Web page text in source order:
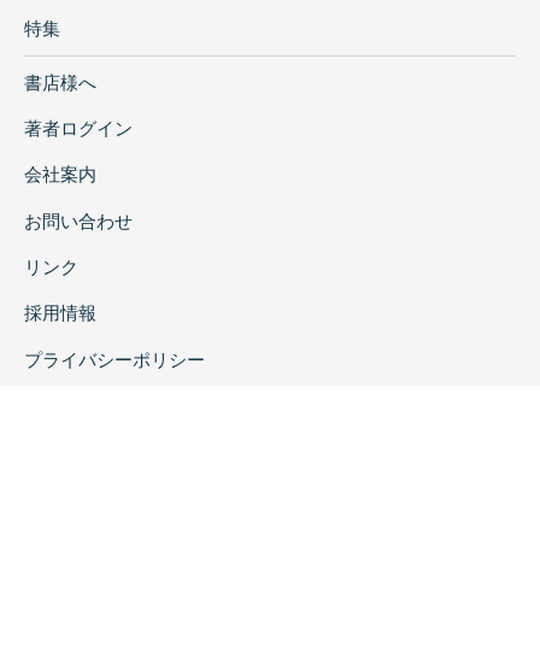
特集
書店様へ
著者ログイン
会社案内
お問い合わせ
リンク
採用情報
プライバシーポリシー